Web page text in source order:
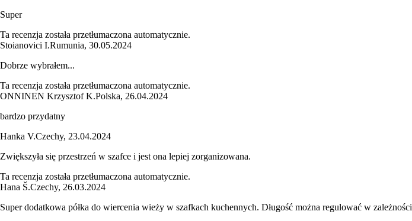
Super
Ta recenzja została przetłumaczona automatycznie.
Stoianovici I.Rumunia, 30.05.2024
Dobrze wybrałem...
Ta recenzja została przetłumaczona automatycznie.
ONNINEN Krzysztof K.Polska, 26.04.2024
bardzo przydatny
Hanka V.Czechy, 23.04.2024
Zwiększyła się przestrzeń w szafce i jest ona lepiej zorganizowana.
Ta recenzja została przetłumaczona automatycznie.
Hana Š.Czechy, 26.03.2024
Super dodatkowa półka do wiercenia wieży w szafkach kuchennych. Długość można regulować w